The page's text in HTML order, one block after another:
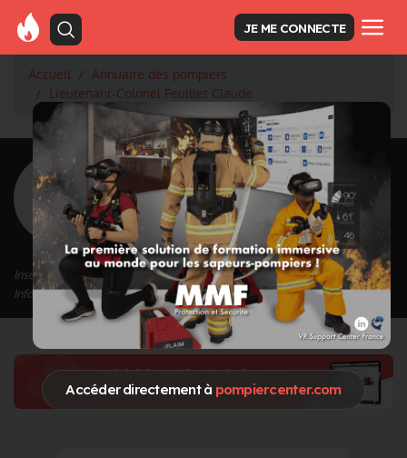
Accéder directement à pompiercenter.com
JE ME CONNECTE
Accueil
Annuaire des pompiers
Lieutenant-Colonel Feuillet Claude
<Retour à la liste des pompiers
Feuillet Claude
Grade : Lieutenant-Colonel
Inscrit depuis le 23/10/2020 à 02:30
Informations mises à jour le 16/12/2023 à 19:05